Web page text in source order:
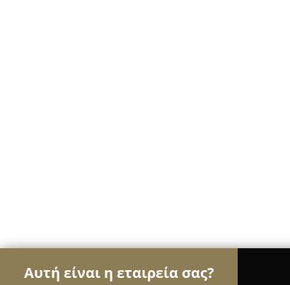
Αυτή είναι η εταιρεία σας?